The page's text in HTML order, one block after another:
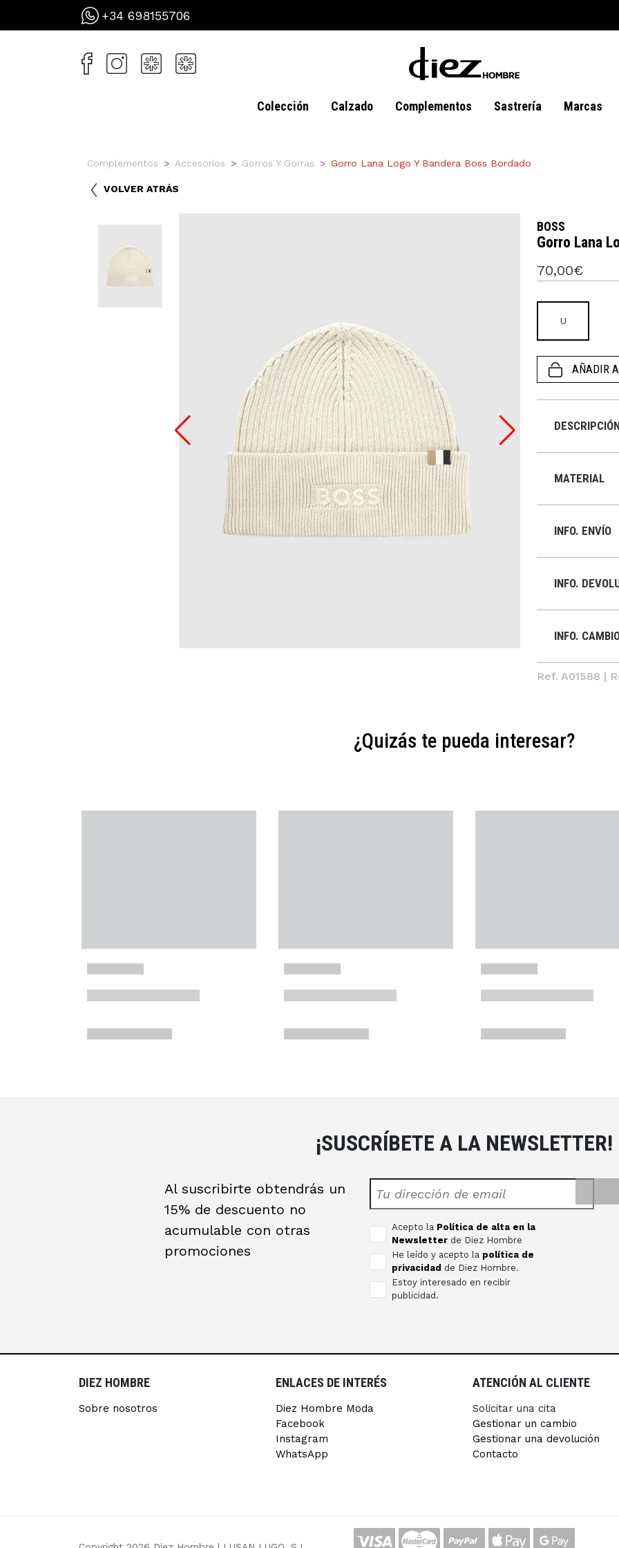
+34 698155706
Colección Calzado Complementos Sastrería Marcas
Complementos Accesorios Gorros Y Gorras Gorro Lana Logo Y Bandera Boss Bordado
VOLVER ATRÁS
BOSS
Gorro Lana
70,00€
U
AÑADIR
MATERIAL
INFO. ENVÍO
INFO.
INFO.
Ref. A01588 |
¿Quizás te pueda interesar?
¡SUSCRÍBETE A LA NEWSLETTER!
Al suscribirte obtendrás un
15% de descuento no
acumulable con otras
promociones
Acepto la Política de alta en la
Newsletter de Diez Hombre
He leído y acepto la política de
privacidad de Diez Hombre.
Estoy interesado en recibir
publicidad.
DIEZ HOMBRE
Sobre nosotros
ENLACES DE INTERÉS
Diez Hombre Moda
Facebook
Instagram
WhatsApp
ATENCIÓN AL CLIENTE
Solicitar una cita
Gestionar un cambio
Gestionar una devolución
Contacto